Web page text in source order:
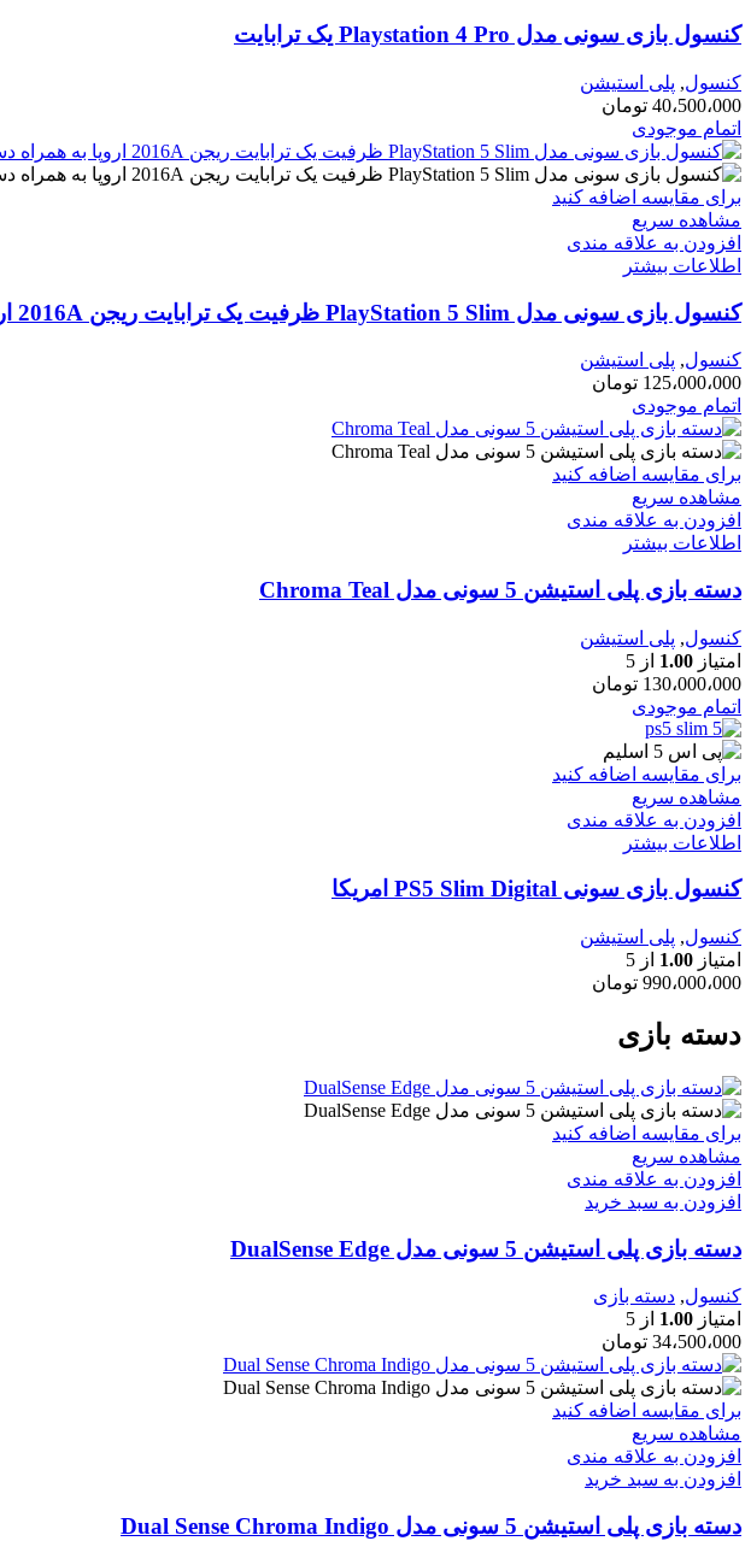
کنسول بازی سونی مدل Playstation 4 Pro یک ترابایت
کنسول, پلی استیشن
40،500،000 تومان
اتمام موجودی
برای مقایسه اضافه کنید
مشاهده سریع
افزودن به علاقه مندی
اطلاعات بیشتر
کنسول بازی سونی مدل PlayStation 5 Slim ظرفیت یک ترابایت ریجن 2016A اروپا به همراه دسته اضافی
کنسول, پلی استیشن
125،000،000 تومان
اتمام موجودی
برای مقایسه اضافه کنید
مشاهده سریع
افزودن به علاقه مندی
اطلاعات بیشتر
دسته بازی پلی استیشن 5 سونی مدل Chroma Teal
کنسول, پلی استیشن
امتیاز 1.00 از 5
130،000،000 تومان
اتمام موجودی
برای مقایسه اضافه کنید
مشاهده سریع
افزودن به علاقه مندی
اطلاعات بیشتر
کنسول بازی سونی PS5 Slim Digital امریکا
کنسول, پلی استیشن
امتیاز 1.00 از 5
990،000،000 تومان
دسته بازی
برای مقایسه اضافه کنید
مشاهده سریع
افزودن به علاقه مندی
افزودن به سبد خرید
دسته بازی پلی استیشن 5 سونی مدل DualSense Edge
کنسول, دسته بازی
امتیاز 1.00 از 5
34،500،000 تومان
برای مقایسه اضافه کنید
مشاهده سریع
افزودن به علاقه مندی
افزودن به سبد خرید
دسته بازی پلی استیشن 5 سونی مدل Dual Sense Chroma Indigo